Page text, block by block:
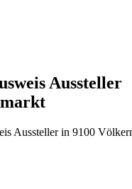
Aussteller
Aussteller in 9100